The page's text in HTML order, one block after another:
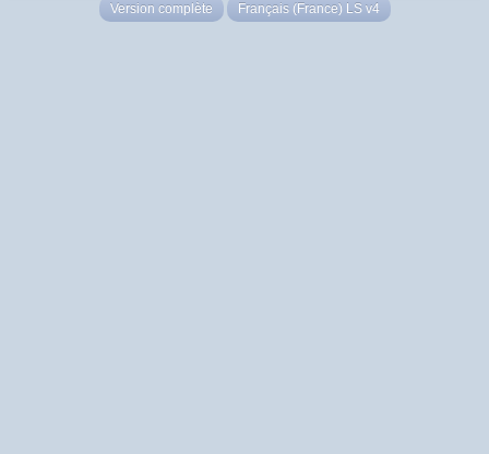
Version complète Français (France) LS v4